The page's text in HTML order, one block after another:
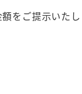
をご提示いた